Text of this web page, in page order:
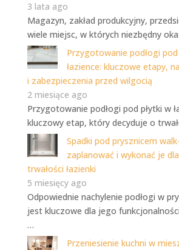
3 lata ago
Magazyn, zakład produkcyjny,
wiele miejsc, w których niezbędny
Przygotowanie podłogi pod
łazience: kluczowe etapy,
i zabezpieczenia przed wilgocią
2 miesiące ago
Przygotowanie podłogi pod płytki w
kluczowy etap, który decyduje o
Spadki pod prysznicem
zaplanować i wykonać je
trwałości łazienki
5 miesięcy ago
Odpowiednie nachylenie podłogi w
jest kluczowe dla jego
…
Przeniesienie kuchni w